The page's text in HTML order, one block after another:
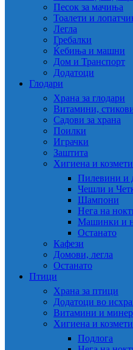
Песок за мачиња
Тоалети и
Легла
Гребалки
Ќебиња и машни
Дом и Транспорт
Додатоци
Глодари
Храна за глодари
Витамини,
Садови за храна
Поилки
Играчки
Заштита
Хигиена и
Пилевини и
Чешли и
Шампони
Нега на
Машинки и
Останато
Кафези
Домови, легла
Останато
Птици
Храна за птици
Додатоци во
Витамини и
Хигиена и
Подлога